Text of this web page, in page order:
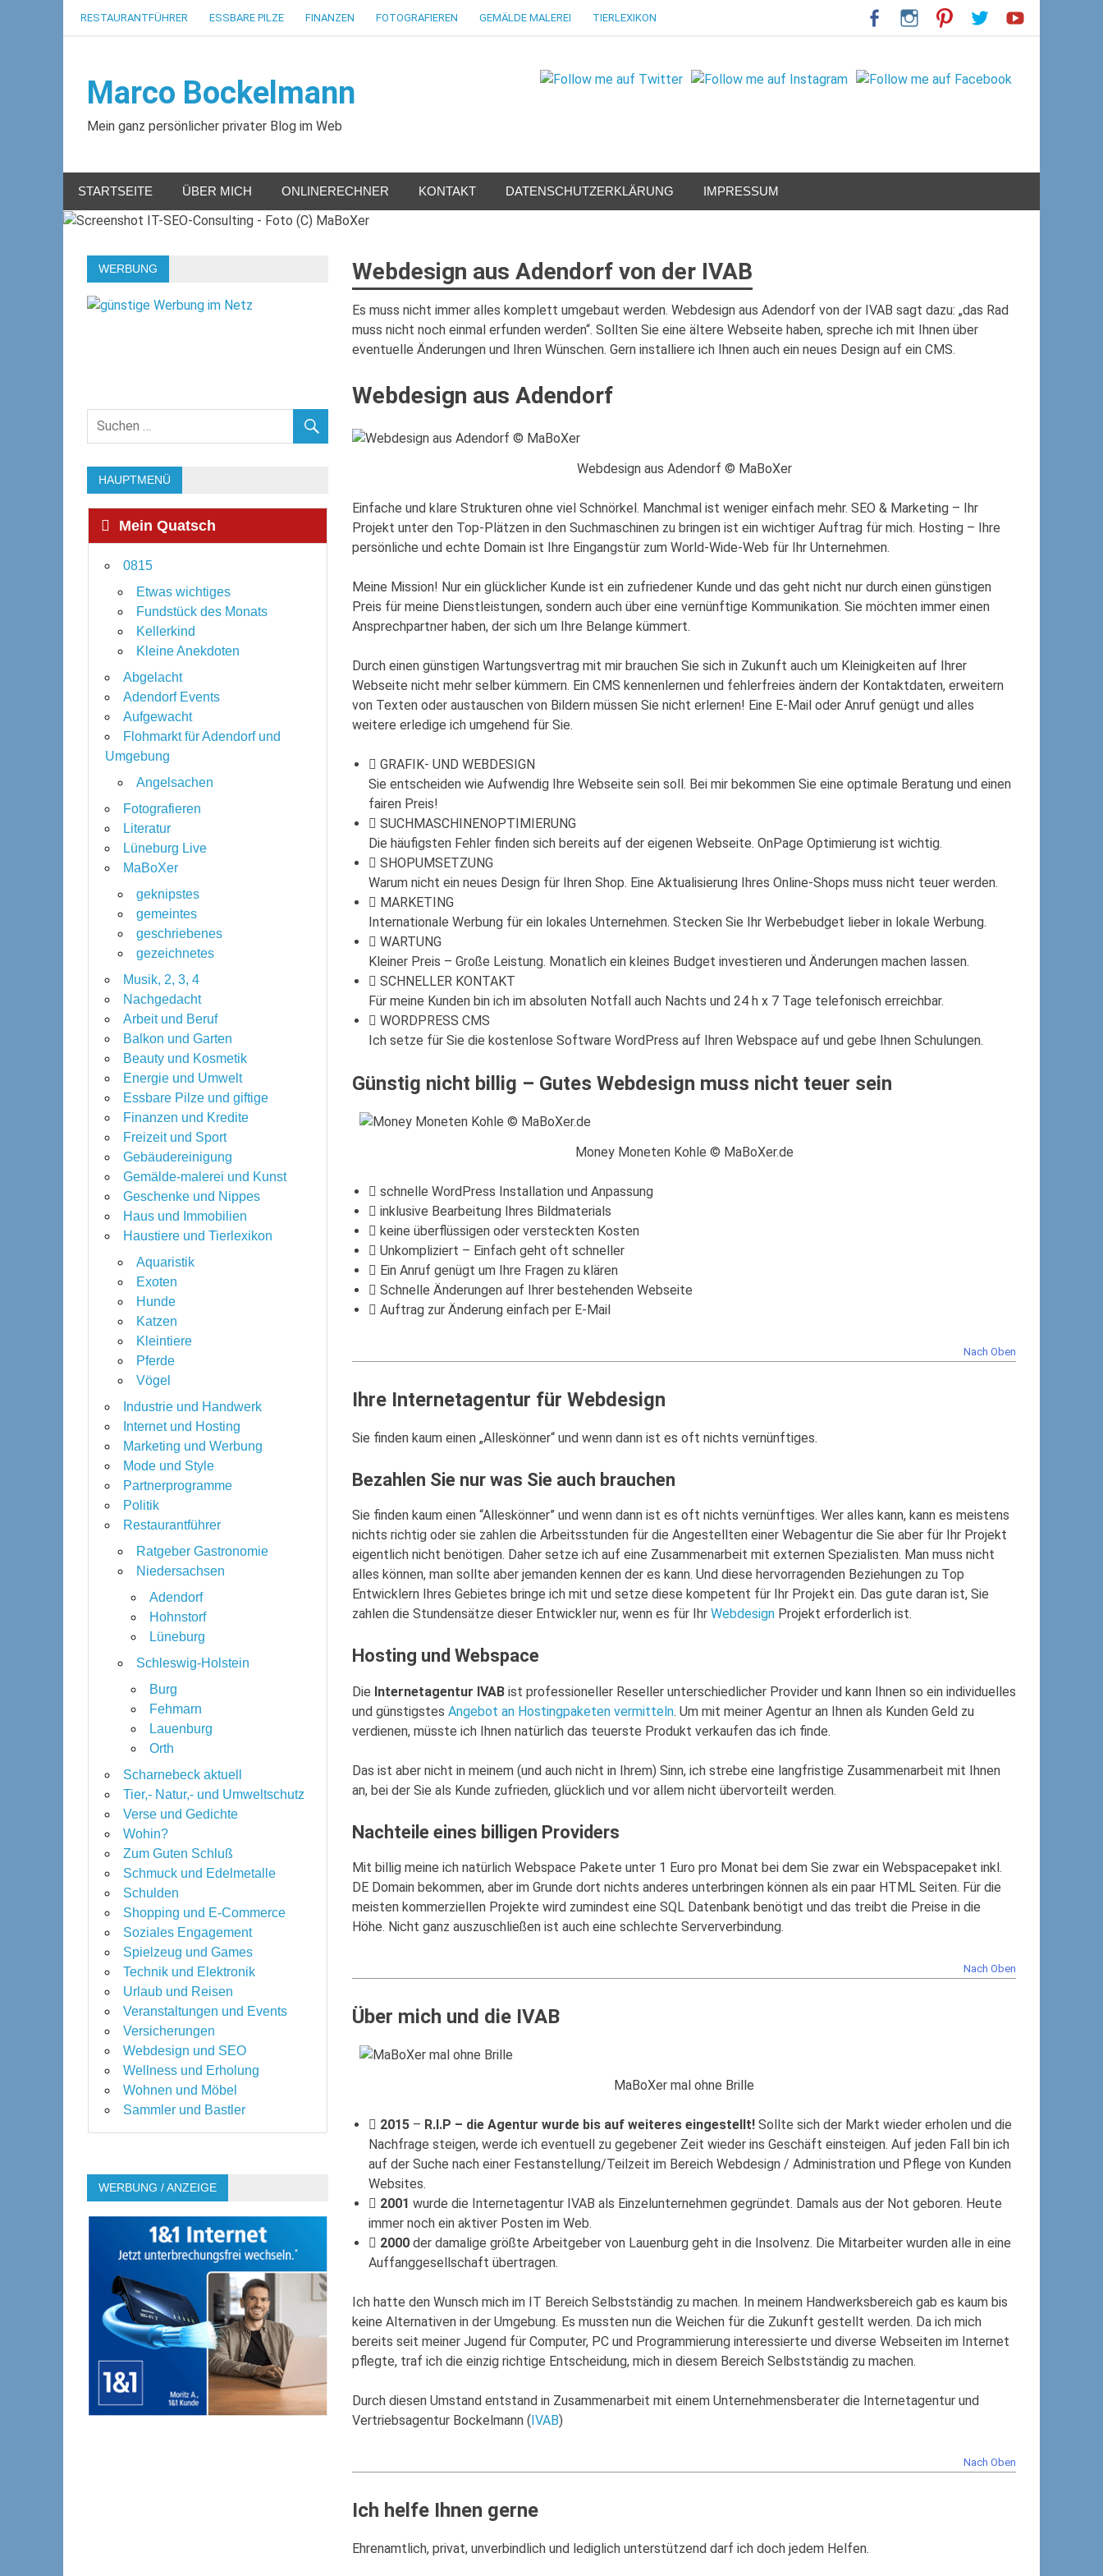
RESTAURANTFÜHRER ESSBARE PILZE FINANZEN FOTOGRAFIEREN GEMÄLDE MALEREI TIERLEXIKON
Marco Bockelmann
Mein ganz persönlicher privater Blog im Web
STARTSEITE ÜBER MICH ONLINERECHNER KONTAKT DATENSCHUTZERKLÄRUNG IMPRESSUM
Webdesign aus Adendorf von der IVAB
Es muss nicht immer alles komplett umgebaut werden. Webdesign aus Adendorf von der IVAB sagt dazu: „das Rad
muss nicht noch einmal erfunden werden“. Sollten Sie eine ältere Webseite haben, spreche ich mit Ihnen über
eventuelle Änderungen und Ihren Wünschen. Gern installiere ich Ihnen auch ein neues Design auf ein CMS.
Webdesign aus Adendorf
Webdesign aus Adendorf © MaBoXer
Einfache und klare Strukturen ohne viel Schnörkel. Manchmal ist weniger einfach mehr. SEO & Marketing – Ihr
Projekt unter den Top-Plätzen in den Suchmaschinen zu bringen ist ein wichtiger Auftrag für mich. Hosting – Ihre
persönliche und echte Domain ist Ihre Eingangstür zum World-Wide-Web für Ihr Unternehmen.
Meine Mission! Nur ein glücklicher Kunde ist ein zufriedener Kunde und das geht nicht nur durch einen günstigen
Preis für meine Dienstleistungen, sondern auch über eine vernünftige Kommunikation. Sie möchten immer einen
Ansprechpartner haben, der sich um Ihre Belange kümmert.
Durch einen günstigen Wartungsvertrag mit mir brauchen Sie sich in Zukunft auch um Kleinigkeiten auf Ihrer
Webseite nicht mehr selber kümmern. Ein CMS kennenlernen und fehlerfreies ändern der Kontaktdaten, erweitern
von Texten oder austauschen von Bildern müssen Sie nicht erlernen! Eine E-Mail oder Anruf genügt und alles
weitere erledige ich umgehend für Sie.
GRAFIK- UND WEBDESIGN
Sie entscheiden wie Aufwendig Ihre Webseite sein soll. Bei mir bekommen Sie eine optimale Beratung und einen
fairen Preis!
SUCHMASCHINENOPTIMIERUNG
Die häufigsten Fehler finden sich bereits auf der eigenen Webseite. OnPage Optimierung ist wichtig.
SHOPUMSETZUNG
Warum nicht ein neues Design für Ihren Shop. Eine Aktualisierung Ihres Online-Shops muss nicht teuer werden.
MARKETING
Internationale Werbung für ein lokales Unternehmen. Stecken Sie Ihr Werbebudget lieber in lokale Werbung.
WARTUNG
Kleiner Preis – Große Leistung. Monatlich ein kleines Budget investieren und Änderungen machen lassen.
SCHNELLER KONTAKT
Für meine Kunden bin ich im absoluten Notfall auch Nachts und 24 h x 7 Tage telefonisch erreichbar.
WORDPRESS CMS
Ich setze für Sie die kostenlose Software WordPress auf Ihren Webspace auf und gebe Ihnen Schulungen.
Günstig nicht billig – Gutes Webdesign muss nicht teuer sein
Money Moneten Kohle © MaBoXer.de
schnelle WordPress Installation und Anpassung
inklusive Bearbeitung Ihres Bildmaterials
keine überflüssigen oder versteckten Kosten
Unkompliziert – Einfach geht oft schneller
Ein Anruf genügt um Ihre Fragen zu klären
Schnelle Änderungen auf Ihrer bestehenden Webseite
Auftrag zur Änderung einfach per E-Mail
Nach Oben
Ihre Internetagentur für Webdesign
Sie finden kaum einen „Alleskönner“ und wenn dann ist es oft nichts vernünftiges.
Bezahlen Sie nur was Sie auch brauchen
Sie finden kaum einen “Alleskönner” und wenn dann ist es oft nichts vernünftiges. Wer alles kann, kann es meistens
nichts richtig oder sie zahlen die Arbeitsstunden für die Angestellten einer Webagentur die Sie aber für Ihr Projekt
eigentlich nicht benötigen. Daher setze ich auf eine Zusammenarbeit mit externen Spezialisten. Man muss nicht
alles können, man sollte aber jemanden kennen der es kann. Und diese hervorragenden Beziehungen zu Top
Entwicklern Ihres Gebietes bringe ich mit und setze diese kompetent für Ihr Projekt ein. Das gute daran ist, Sie
zahlen die Stundensätze dieser Entwickler nur, wenn es für IhrWebdesign Projekt erforderlich ist.
Hosting und Webspace
Die Internetagentur IVAB ist professioneller Reseller unterschiedlicher Provider und kann Ihnen so ein individuelles
und günstigstesAngebot an Hostingpaketen vermitteln. Um mit meiner Agentur an Ihnen als Kunden Geld zu
verdienen, müsste ich Ihnen natürlich das teuerste Produkt verkaufen das ich finde.
Das ist aber nicht in meinem (und auch nicht in Ihrem) Sinn, ich strebe eine langfristige Zusammenarbeit mit Ihnen
an, bei der Sie als Kunde zufrieden, glücklich und vor allem nicht übervorteilt werden.
Nachteile eines billigen Providers
Mit billig meine ich natürlich Webspace Pakete unter 1 Euro pro Monat bei dem Sie zwar ein Webspacepaket inkl.
DE Domain bekommen, aber im Grunde dort nichts anderes unterbringen können als ein paar HTML Seiten. Für die
meisten kommerziellen Projekte wird zumindest eine SQL Datenbank benötigt und das treibt die Preise in die
Höhe. Nicht ganz auszuschließen ist auch eine schlechte Serververbindung.
Nach Oben
Über mich und die IVAB
MaBoXer mal ohne Brille
2015 – R.I.P – die Agentur wurde bis auf weiteres eingestellt! Sollte sich der Markt wieder erholen und die
Nachfrage steigen, werde ich eventuell zu gegebener Zeit wieder ins Geschäft einsteigen. Auf jeden Fall bin ich
auf der Suche nach einer Festanstellung/Teilzeit im Bereich Webdesign / Administration und Pflege von Kunden
Websites.
2001 wurde die Internetagentur IVAB als Einzelunternehmen gegründet. Damals aus der Not geboren. Heute
immer noch ein aktiver Posten im Web.
2000 der damalige größte Arbeitgeber von Lauenburg geht in die Insolvenz. Die Mitarbeiter wurden alle in eine
Auffanggesellschaft übertragen.
Ich hatte den Wunsch mich im IT Bereich Selbstständig zu machen. In meinem Handwerksbereich gab es kaum bis
keine Alternativen in der Umgebung. Es mussten nun die Weichen für die Zukunft gestellt werden. Da ich mich
bereits seit meiner Jugend für Computer, PC und Programmierung interessierte und diverse Webseiten im Internet
pflegte, traf ich die einzig richtige Entscheidung, mich in diesem Bereich Selbstständig zu machen.
Durch diesen Umstand entstand in Zusammenarbeit mit einem Unternehmensberater die Internetagentur und
Vertriebsagentur Bockelmann ( IVAB)
Nach Oben
Ich helfe Ihnen gerne
Ehrenamtlich, privat, unverbindlich und lediglich unterstützend darf ich doch jedem Helfen.
WERBUNG
HAUPTMENÜ
Mein Quatsch
0815
Etwas wichtiges
Fundstück des Monats
Kellerkind
Kleine Anekdoten
Abgelacht
Adendorf Events
Aufgewacht
Flohmarkt für Adendorf und
Umgebung
Angelsachen
Fotografieren
Literatur
Lüneburg Live
MaBoXer
geknipstes
gemeintes
geschriebenes
gezeichnetes
Musik, 2, 3, 4
Nachgedacht
Arbeit und Beruf
Balkon und Garten
Beauty und Kosmetik
Energie und Umwelt
Essbare Pilze und giftige
Finanzen und Kredite
Freizeit und Sport
Gebäudereinigung
Gemälde-malerei und Kunst
Geschenke und Nippes
Haus und Immobilien
Haustiere und Tierlexikon
Aquaristik
Exoten
Hunde
Katzen
Kleintiere
Pferde
Vögel
Industrie und Handwerk
Internet und Hosting
Marketing und Werbung
Mode und Style
Partnerprogramme
Politik
Restaurantführer
Ratgeber Gastronomie
Niedersachsen
Adendorf
Hohnstorf
Lüneburg
Schleswig-Holstein
Burg
Fehmarn
Lauenburg
Orth
Scharnebeck aktuell
Tier,- Natur,- und Umweltschutz
Verse und Gedichte
Wohin?
Zum Guten Schluß
Schmuck und Edelmetalle
Schulden
Shopping und E-Commerce
Soziales Engagement
Spielzeug und Games
Technik und Elektronik
Urlaub und Reisen
Veranstaltungen und Events
Versicherungen
Webdesign und SEO
Wellness und Erholung
Wohnen und Möbel
Sammler und Bastler
WERBUNG / ANZEIGE